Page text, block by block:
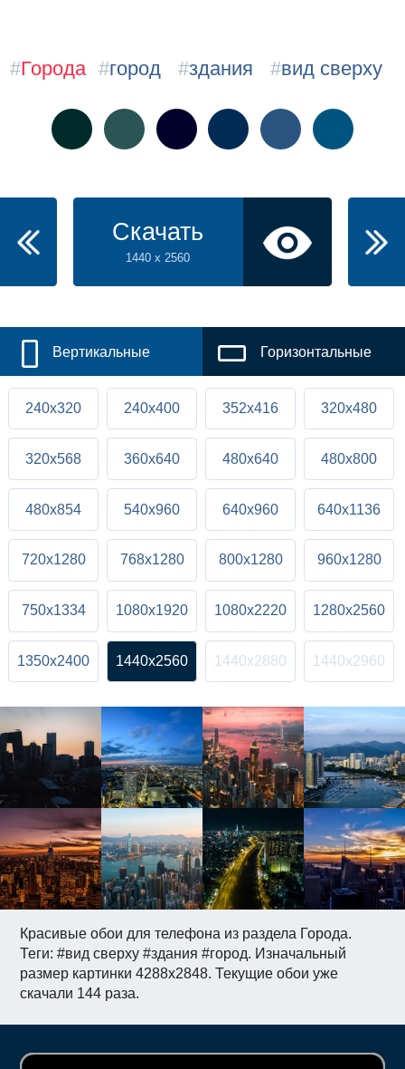
Красивые обои для телефона из раздела Города.
Теги: #вид сверху #здания #город. Изначальный
размер картинки 4288x2848. Текущие обои уже
скачали 144 раза.
#Города #город #здания #вид сверху
Скачать
1440 x 2560
Вертикальные Горизонтальные
240x320 240x400 352x416 320x480
320x568 360x640 480x640 480x800
480x854 540x960 640x960 640x1136
720x1280 768x1280 800x1280 960x1280
750x1334 1080x1920 1080x2220 1280x2560
1350x2400 1440x2560 1440x2880 1440x2960